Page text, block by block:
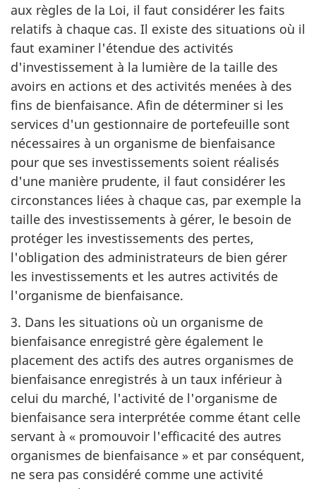
aux règles de la Loi, il faut considérer les faits
relatifs à chaque cas. Il existe des situations où il
faut examiner l'étendue des activités
d'investissement à la lumière de la taille des
avoirs en actions et des activités menées à des
fins de bienfaisance. Afin de déterminer si les
services d'un gestionnaire de portefeuille sont
nécessaires à un organisme de bienfaisance
pour que ses investissements soient réalisés
d'une manière prudente, il faut considérer les
circonstances liées à chaque cas, par exemple la
taille des investissements à gérer, le besoin de
protéger les investissements des pertes,
l'obligation des administrateurs de bien gérer
les investissements et les autres activités de
l'organisme de bienfaisance.
3. Dans les situations où un organisme de
bienfaisance enregistré gère également le
placement des actifs des autres organismes de
bienfaisance enregistrés à un taux inférieur à
celui du marché, l'activité de l'organisme de
bienfaisance sera interprétée comme étant celle
servant à « promouvoir l'efficacité des autres
organismes de bienfaisance » et par conséquent,
ne sera pas considéré comme une activité